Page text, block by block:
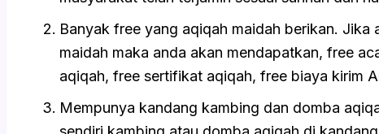
Banyak free yang aqiqah maidah berikan. Jika
maidah maka anda akan mendapatkan, free
aqiqah, free sertifikat aqiqah, free biaya kirim
Mempunya kandang kambing dan domba